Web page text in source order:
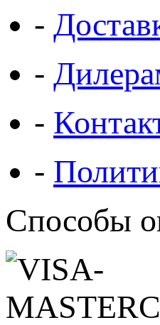
-
-
-
-
Способы